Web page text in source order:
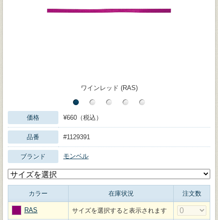
ワインレッド (RAS)
価格 ¥660（税込）
品番 #1129391
ブランド モンベル
カラー 在庫状況 注文数
RAS サイズを選択すると表示されます